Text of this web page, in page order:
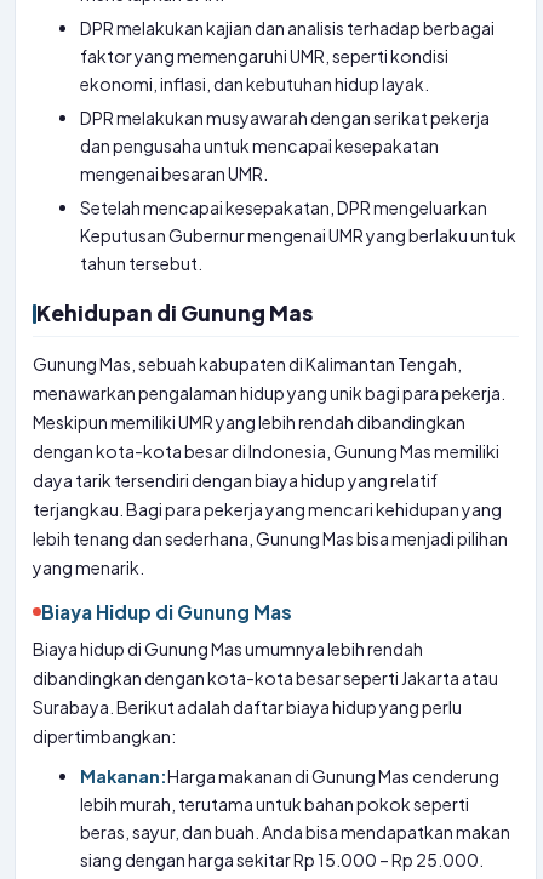
DPR melakukan kajian dan analisis terhadap berbagai
faktor yang memengaruhi UMR, seperti kondisi
ekonomi, inflasi, dan kebutuhan hidup layak.
DPR melakukan musyawarah dengan serikat pekerja
dan pengusaha untuk mencapai kesepakatan
mengenai besaran UMR.
Setelah mencapai kesepakatan, DPR mengeluarkan
Keputusan Gubernur mengenai UMR yang berlaku untuk
tahun tersebut.
Kehidupan di Gunung Mas
Gunung Mas, sebuah kabupaten di Kalimantan Tengah,
menawarkan pengalaman hidup yang unik bagi para pekerja.
Meskipun memiliki UMR yang lebih rendah dibandingkan
dengan kota-kota besar di Indonesia, Gunung Mas memiliki
daya tarik tersendiri dengan biaya hidup yang relatif
terjangkau. Bagi para pekerja yang mencari kehidupan yang
lebih tenang dan sederhana, Gunung Mas bisa menjadi pilihan
yang menarik.
Biaya Hidup di Gunung Mas
Biaya hidup di Gunung Mas umumnya lebih rendah
dibandingkan dengan kota-kota besar seperti Jakarta atau
Surabaya. Berikut adalah daftar biaya hidup yang perlu
dipertimbangkan:
Makanan:Harga makanan di Gunung Mas cenderung
lebih murah, terutama untuk bahan pokok seperti
beras, sayur, dan buah. Anda bisa mendapatkan makan
siang dengan harga sekitar Rp 15.000 – Rp 25.000.